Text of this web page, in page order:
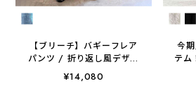
【ブリーチ】バギーフレア
パンツ / 折り返し風デザイ
ニム」
¥14,080
今
テム
ア